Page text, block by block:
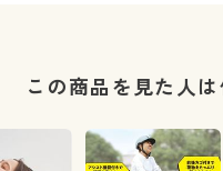
この商品を見た人